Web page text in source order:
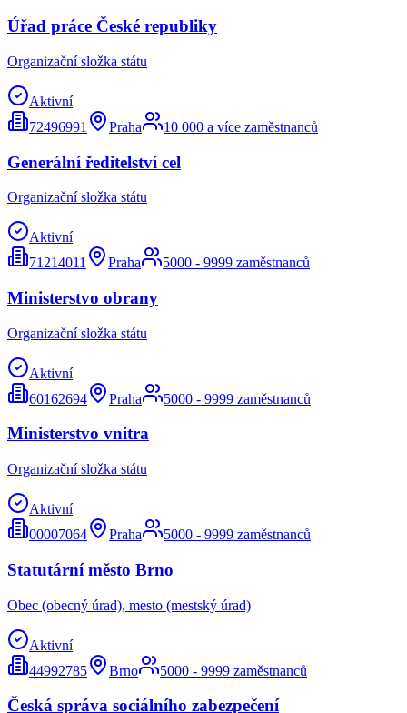
Úřad práce České republiky
Organizační složka státu
Aktivní
72496991
Praha 10 000 a více zaměstnanců
Generální ředitelství cel
Organizační složka státu
Aktivní
71214011
Praha 5000 - 9999 zaměstnanců
Ministerstvo obrany
Organizační složka státu
Aktivní
60162694
Praha 5000 - 9999 zaměstnanců
Ministerstvo vnitra
Organizační složka státu
Aktivní
00007064
Praha 5000 - 9999 zaměstnanců
Statutární město Brno
Obec (obecný úrad), mesto (mestský úrad)
Aktivní
44992785
Brno 5000 - 9999 zaměstnanců
Česká správa sociálního zabezpečení